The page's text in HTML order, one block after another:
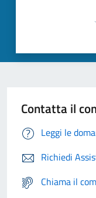
Contatta il
Leggi le
Richiedi
Chiama il